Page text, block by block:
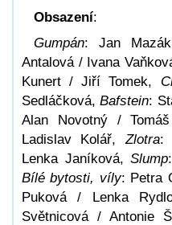
Obsazení:
Gumpán: Jan
Antalová / Ivana
Kunert / Jiří Tomek,
Sedláčková,Bafstein:
Alan Novotný /
Ladislav Kolář, Zlotra:
Lenka Janíková,Slump
Bílé bytosti, víly: Petra
Puková / Lenka
Světnicová / Antonie